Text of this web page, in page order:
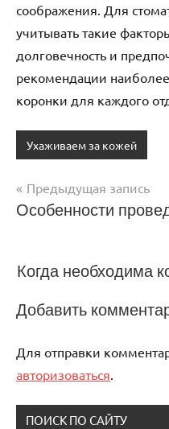
соображения. Для
учитывать такие
долговечность и
рекомендации
коронки для каждого
Ухаживаем за кожей
Навигация
записям
Предыдущая запись
Особенности
Когда необходима
Добавить
Для отправки
авторизоваться.
ПОИСК ПО САЙТУ